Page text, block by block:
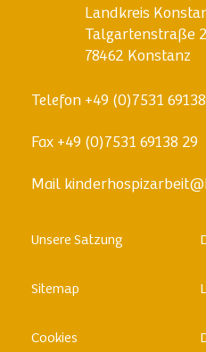
Landkreis
Talgartenstraße 2
78462 Konstanz
Telefon +49 (0)7531
Fax +49 (0)7531 69138 29
Mail
to
Unsere Satzung
Sitemap
Cookies